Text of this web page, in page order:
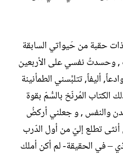
حقبة من حَيواتي السابقة
وحسدتُ نفسي على الأربعين
أليفاً, تتلبَّسني الطمأنينة
المُرنّخ بالسُّمّ بقوة
والنفس , و جعلني أركضُ
تطلع إليّ من أول الدّرب
– في الحقيقة- لم أكن أملك